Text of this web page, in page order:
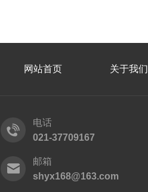
网站首页 关于我们
电话
021-37709167
邮箱
shyx168@163.com